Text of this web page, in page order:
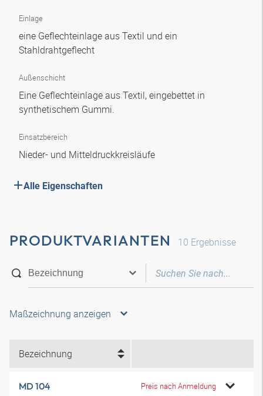
Einlage
eine Geflechteinlage aus Textil und ein
Stahldrahtgeflecht
Außenschicht
Eine Geflechteinlage aus Textil, eingebettet in
synthetischem Gummi.
Einsatzbereich
Nieder- und Mitteldruckkreisläufe
Alle Eigenschaften
PRODUKTVARIANTEN 10 Ergebnisse
Maßzeichnung anzeigen
Bezeichnung
MD 104 Preis nach Anmeldung